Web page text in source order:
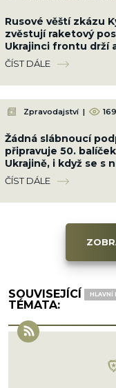
Rusové věští zkázu
zvěstují raketový
Ukrajinci frontu drží
ani o metr
ČÍST DÁLE
Zpravodajství |
Žádná slábnoucí
připravuje 50.
Ukrajině, i když se s
Banderovi
ČÍST DÁLE
SOUVISEJÍCÍ
TÉMATA:
HLAVNÍ